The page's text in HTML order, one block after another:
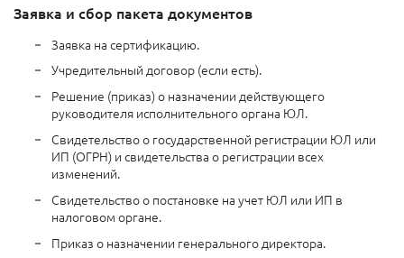
Заявка и сбор пакета документов
Заявка на сертификацию.
Учредительный договор (если есть).
Решение (приказ) о назначении действующего
руководителя исполнительного органа ЮЛ.
Свидетельство о государственной регистрации ЮЛ или
ИП (ОГРН) и свидетельства о регистрации всех
изменений.
Свидетельство о постановке на учет ЮЛ или ИП в
налоговом органе.
Приказ о назначении генерального директора.